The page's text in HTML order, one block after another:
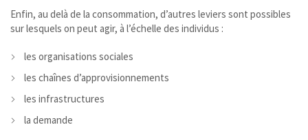
Enfin, au delà de la consommation, d’autres leviers sont possibles
sur lesquels on peut agir, à l’échelle des individus :
les organisations sociales
les chaînes d’approvisionnements
les infrastructures
la demande